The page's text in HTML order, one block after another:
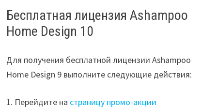
Бесплатная лицензия Ashampoo
Home Design 10
Для получения бесплатной лицензии Ashampoo
Home Design 9 выполните следующие действия:
1. Перейдите на страницу промо-акции